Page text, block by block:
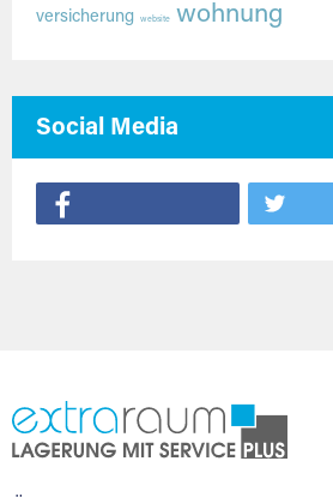
versicherung
website wohnung
Social Media